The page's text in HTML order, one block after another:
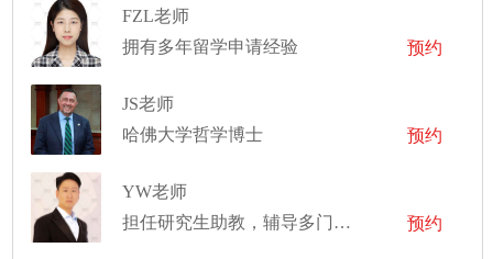
FZL老师
拥有多年留学申请经验
预约
JS老师
哈佛大学哲学博士
预约
YW老师
担任研究生助教，辅导多门学科，并在实验车间监督管理学生的机械设计项目
预约